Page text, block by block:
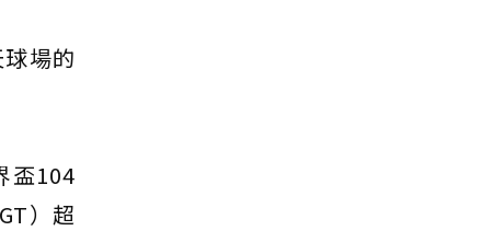
場的
盃104
）超